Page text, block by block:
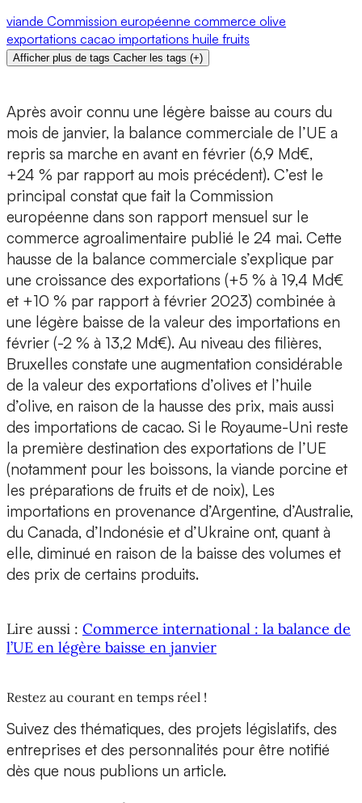
viande Commission européenne commerce olive
exportations cacao importations huile fruits
Afficher plus de tags Cacher les tags (+)
Après avoir connu une légère baisse au cours du
mois de janvier, la balance commerciale de l’UE a
repris sa marche en avant en février (6,9 Md€,
+24 % par rapport au mois précédent). C’est le
principal constat que fait la Commission
européenne dans son rapport mensuel sur le
commerce agroalimentaire publié le 24 mai. Cette
hausse de la balance commerciale s’explique par
une croissance des exportations (+5 % à 19,4 Md€
et +10 % par rapport à février 2023) combinée à
une légère baisse de la valeur des importations en
février (-2 % à 13,2 Md€). Au niveau des filières,
Bruxelles constate une augmentation considérable
de la valeur des exportations d’olives et l’huile
d’olive, en raison de la hausse des prix, mais aussi
des importations de cacao. Si le Royaume-Uni reste
la première destination des exportations de l’UE
(notamment pour les boissons, la viande porcine et
les préparations de fruits et de noix), Les
importations en provenance d’Argentine, d’Australie,
du Canada, d’Indonésie et d’Ukraine ont, quant à
elle, diminué en raison de la baisse des volumes et
des prix de certains produits.
Lire aussi : Commerce international : la balance de
l’UE en légère baisse en janvier
Restez au courant en temps réel !
Suivez des thématiques, des projets législatifs, des
entreprises et des personnalités pour être notifié
dès que nous publions un article.